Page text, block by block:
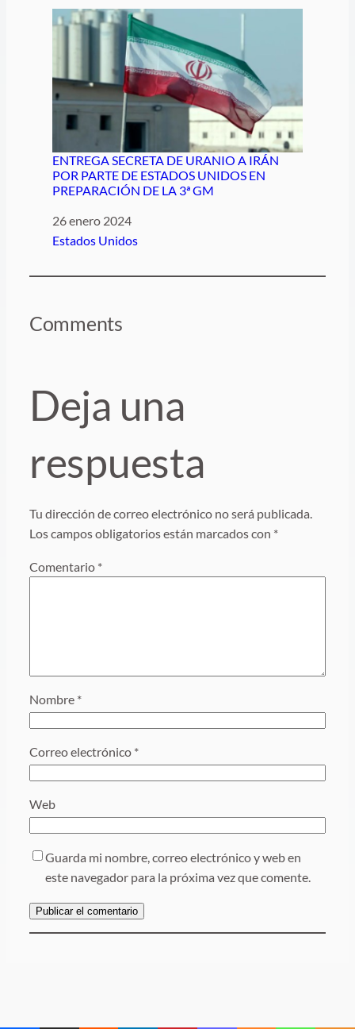
ENTREGA SECRETA DE URANIO A IRÁN
POR PARTE DE ESTADOS UNIDOS EN
PREPARACIÓN DE LA 3ª GM
Fecha
26 enero 2024
Respecto a
Estados Unidos
Comments
Deja una
respuesta
Tu dirección de correo electrónico no será publicada.
Los campos obligatorios están marcados con *
Comentario *
Nombre *
Correo electrónico *
Web
Guarda mi nombre, correo electrónico y web en
este navegador para la próxima vez que comente.